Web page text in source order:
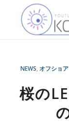
NEWS オフショア
桜の